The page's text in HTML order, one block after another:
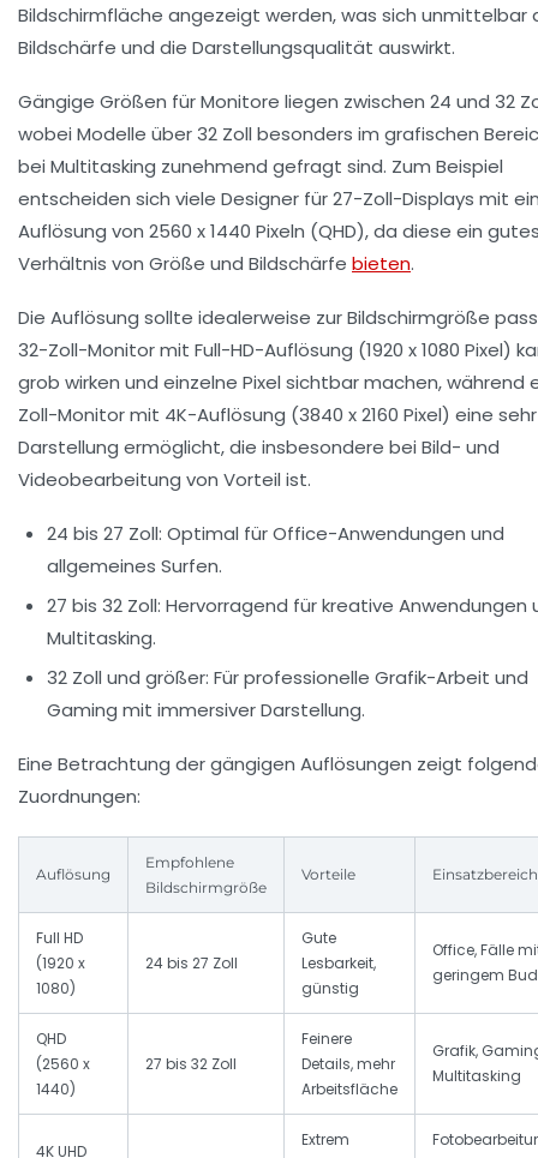
Bildschirmfläche angezeigt werden, was sich unmittelbar
Bildschärfe und die Darstellungsqualität auswirkt.
Gängige Größen für Monitore liegen zwischen 24 und 32
wobei Modelle über 32 Zoll besonders im grafischen
bei Multitasking zunehmend gefragt sind. Zum Beispiel
entscheiden sich viele Designer für 27-Zoll-Displays mit
Auflösung von 2560 x 1440 Pixeln (QHD), da diese ein
Verhältnis von Größe und Bildschärfe bieten.
Die Auflösung sollte idealerweise zur Bildschirmgröße
32-Zoll-Monitor mit Full-HD-Auflösung (1920 x 1080 Pixel)
grob wirken und einzelne Pixel sichtbar machen, während
Zoll-Monitor mit 4K-Auflösung (3840 x 2160 Pixel) eine
Darstellung ermöglicht, die insbesondere bei Bild- und
Videobearbeitung von Vorteil ist.
24 bis 27 Zoll: Optimal für Office-Anwendungen und
allgemeines Surfen.
27 bis 32 Zoll: Hervorragend für kreative Anwendungen
Multitasking.
32 Zoll und größer: Für professionelle Grafik-Arbeit und
Gaming mit immersiver Darstellung.
Eine Betrachtung der gängigen Auflösungen zeigt
Zuordnungen:
Auflösung
Empfohlene
Bildschirmgröße
Vorteile Einsatzbereich
Full HD
(1920 x
1080)
24 bis 27 Zoll
Gute
Lesbarkeit,
günstig
Office, Fälle
geringem
QHD
(2560 x
1440)
27 bis 32 Zoll
Feinere
Details, mehr
Arbeitsfläche
Grafik,
Multitasking
4K UHD
Extrem